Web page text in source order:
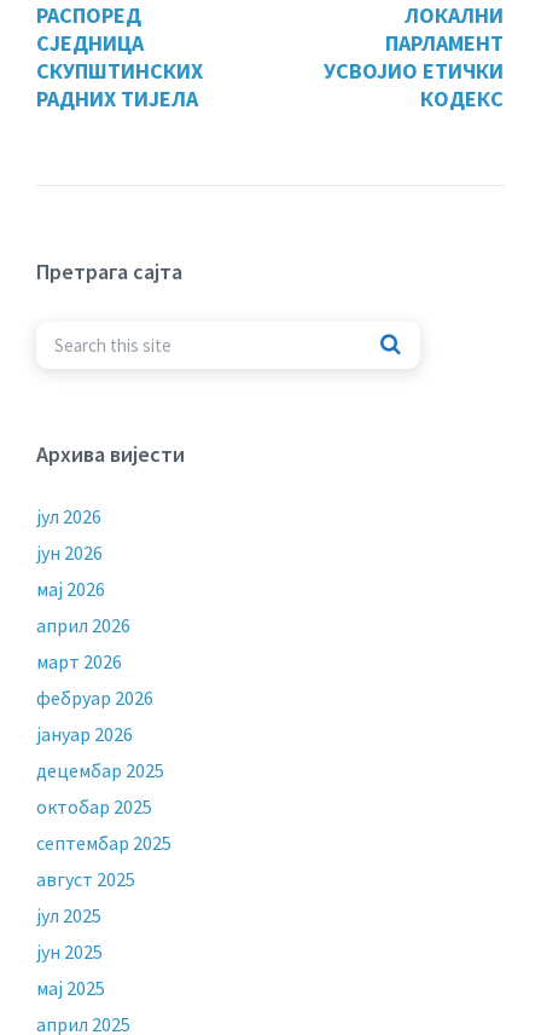
РАСПОРЕД
СЈЕДНИЦА
СКУПШТИНСКИХ
РАДНИХ ТИЈЕЛА
ЛОКАЛНИ
ПАРЛАМЕНТ
УСВОЈИО ЕТИЧКИ
КОДЕКС
Претрага сајта
Архива вијести
јул 2026
јун 2026
мај 2026
април 2026
март 2026
фебруар 2026
јануар 2026
децембар 2025
октобар 2025
септембар 2025
август 2025
јул 2025
јун 2025
мај 2025
април 2025